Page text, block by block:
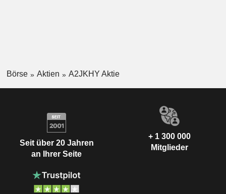
Börse Aktien A2JKHY Aktie
Seit über 20 Jahren
an Ihrer Seite
+ 1 300 000
Mitglieder